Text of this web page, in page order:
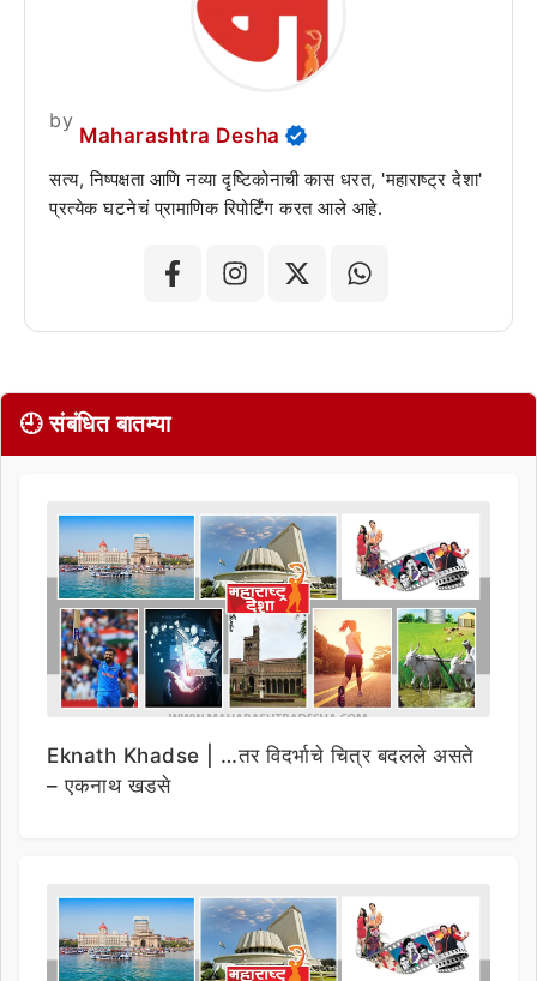
by
Maharashtra Desha
सत्य, निष्पक्षता आणि नव्या दृष्टिकोनाची कास धरत, 'महाराष्ट्र देशा'
प्रत्येक घटनेचं प्रामाणिक रिपोर्टिंग करत आले आहे.
🕘 संबंधित बातम्या
Eknath Khadse | …तर विदर्भाचे चित्र बदलले असते
– एकनाथ खडसे